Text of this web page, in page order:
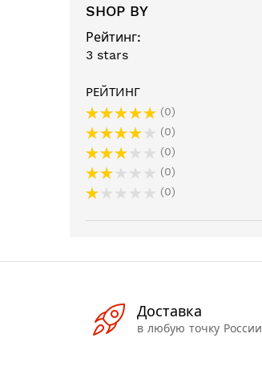
SHOP BY
Рейтинг
3 stars
РЕЙТИНГ
0
0
0
0
0
Доставка
в любую точку России